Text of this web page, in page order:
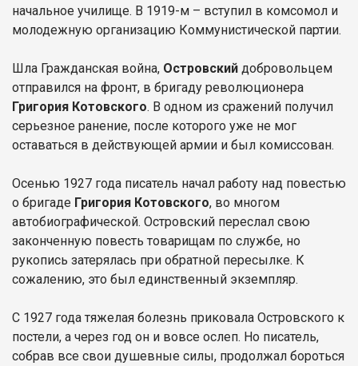
начальное училище. В 1919-м – вступил в комсомол и
молодежную организацию Коммунистической партии.
Шла Гражданская война, Островский добровольцем
отправился на фронт, в бригаду революционера
Григория Котовского. В одном из сражений получил
серьезное ранение, после которого уже не мог
оставаться в действующей армии и был комиссован.
Осенью 1927 года писатель начал работу над повестью
о бригаде Григория Котовского, во многом
автобиографической. Островский переслал свою
законченную повесть товарищам по службе, но
рукопись затерялась при обратной пересылке. К
сожалению, это был единственный экземпляр.
С 1927 года тяжелая болезнь приковала Островского к
постели, а через год он и вовсе ослеп. Но писатель,
собрав все свои душевные силы, продолжал бороться